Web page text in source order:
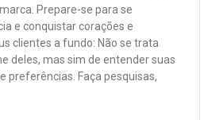
Prepare-se para se
e conquistar corações e
clientes a fundo: Não se trata
deles, mas sim de entender suas
preferências. Faça pesquisas,